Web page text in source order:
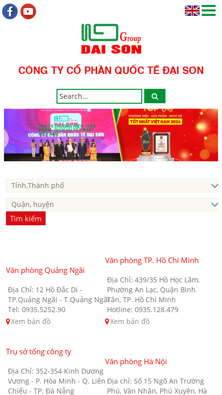
CÔNG TY CỔ PHẦN QUỐC TẾ ĐẠI SƠN
TOP 10 THƯƠNG HIỆU - SẢN
PHẨM - DỊCH VỤ TỐT NHẤT
VIỆT NAM
Tìm kiếm
Văn phòng Quảng Ngãi
Địa Chỉ: 12 Hồ Đắc Di -
TP.Quảng Ngãi - T.Quảng Ngãi
Tel: 0935.5252.90
Xem bản đồ
Văn phòng TP. Hồ Chí Minh
Địa Chỉ: 439/35 Hồ Học Lãm,
Phường An Lạc, Quận Bình
Tân, TP. Hồ Chí Minh
Hotline: 0935.128.479
Xem bản đồ
Trụ sở tổng công ty
Địa Chỉ: 352-354 Kinh Dương
Vương - P. Hòa Minh - Q. Liên
Chiểu - TP. Đà Nẵng
Văn phòng Hà Nội
Địa chỉ: Số 15 Ngõ An Trường
Phú, Văn Nhân, Phú Xuyên, Hà